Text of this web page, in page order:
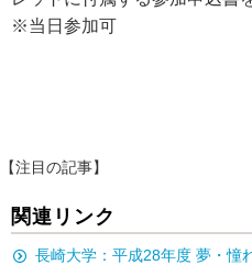
※当日参加可
【注目の記事】
関連リンク
長崎大学：平成28年度 夢・憧